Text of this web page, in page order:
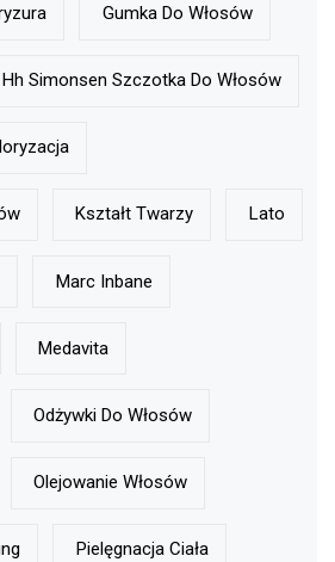
Gumka Do Włosów
Hh Simonsen Szczotka Do Włosów
Kształt Twarzy Lato
Marc Inbane
Medavita
Odżywki Do Włosów
Olejowanie Włosów
Pielęgnacja Ciała